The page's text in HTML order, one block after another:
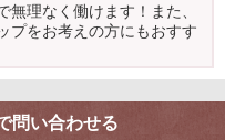
理なく働けます！また、
プをお考えの方にもおすす
問い合わせる